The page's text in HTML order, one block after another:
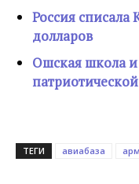
Россия списала
долларов
Ошская школа
ТЕГИ авиабаза